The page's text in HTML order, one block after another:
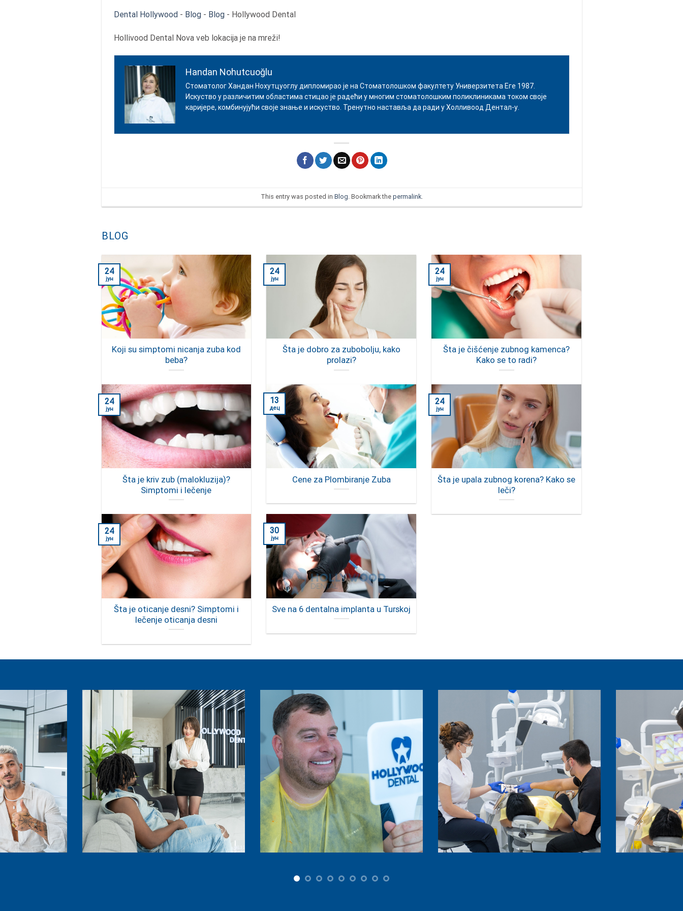
Dental Hollywood- Blog- Blog- Hollywood Dental
Hollivood Dental Nova veb lokacija je na mreži!
Handan Nohutcuoğlu
Стоматолог Хандан Нохутцуоглу дипломирао је на Стоматолошком факултету Универзитета Еге 1987.
Искуство у различитим областима стицао је радећи у многим стоматолошким поликлиникама током своје
каријере, комбинујући своје знање и искуство. Тренутно наставља да ради у Холливоод Дентал-у.
This entry was posted in Blog . Bookmark the permalink.
BLOG
Koji su simptomi nicanja zuba kod
beba?
24
јун
Šta je dobro za zubobolju, kako
prolazi?
24
јун
Šta je čišćenje zubnog kamenca?
Kako se to radi?
24
јун
Šta je kriv zub (malokluzija)?
Simptomi i lečenje
24
јун
Cene za Plombiranje Zuba
13
дец
Šta je upala zubnog korena? Kako se
leči?
24
јун
Šta je oticanje desni? Simptomi i
lečenje oticanja desni
24
јун
Sve na 6 dentalna implanta u Turskoj
30
јун